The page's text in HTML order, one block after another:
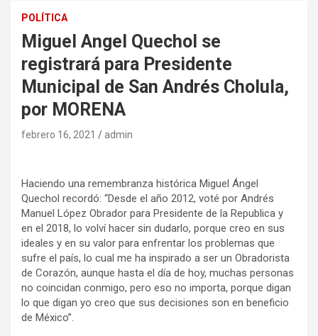
POLÍTICA
Miguel Angel Quechol se
registrará para Presidente
Municipal de San Andrés Cholula,
por MORENA
febrero 16, 2021 admin
Haciendo una remembranza histórica Miguel Ángel
Quechol recordó: “Desde el año 2012, voté por Andrés
Manuel López Obrador para Presidente de la Republica y
en el 2018, lo volví hacer sin dudarlo, porque creo en sus
ideales y en su valor para enfrentar los problemas que
sufre el país, lo cual me ha inspirado a ser un Obradorista
de Corazón, aunque hasta el día de hoy, muchas personas
no coincidan conmigo, pero eso no importa, porque digan
lo que digan yo creo que sus decisiones son en beneficio
de México”.